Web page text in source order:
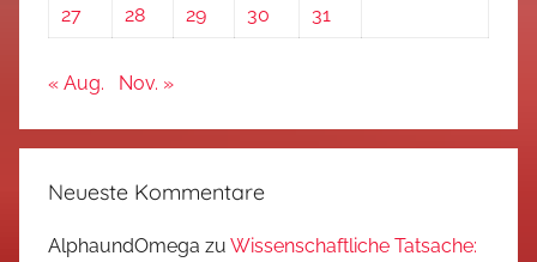
27
28 29 30 31
« Aug. Nov. »
Neueste Kommentare
AlphaundOmega zu Wissenschaftliche Tatsache: